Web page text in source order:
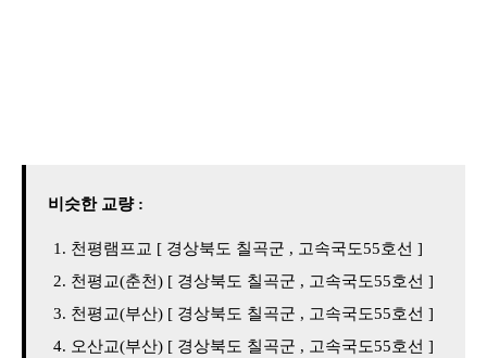
비슷한 교량 :
천평램프교 [ 경상북도 칠곡군 , 고속국도55호선 ]
천평교(춘천) [ 경상북도 칠곡군 , 고속국도55호선 ]
천평교(부산) [ 경상북도 칠곡군 , 고속국도55호선 ]
오산교(부산) [ 경상북도 칠곡군 , 고속국도55호선 ]